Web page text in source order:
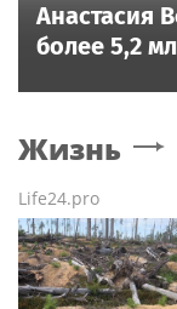
Анастасия
более 5,2
Жизнь
Life24.pro